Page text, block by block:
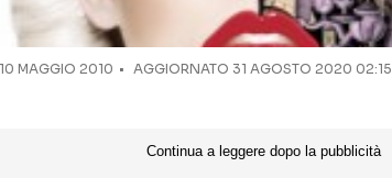
10 MAGGIO 2010 AGGIORNATO 31 AGOSTO 2020 02:15